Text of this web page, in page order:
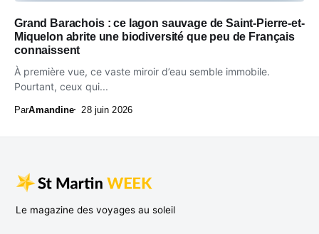
Grand Barachois : ce lagon sauvage de Saint-Pierre-et-
Miquelon abrite une biodiversité que peu de Français
connaissent
À première vue, ce vaste miroir d’eau semble immobile.
Pourtant, ceux qui...
ParAmandine 28 juin 2026
Le magazine des voyages au soleil